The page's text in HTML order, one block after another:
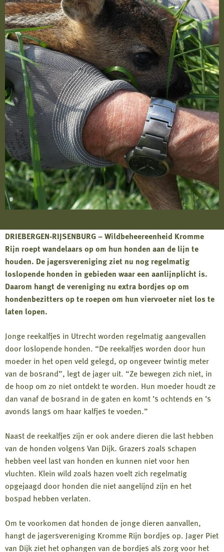
DRIEBERGEN-RIJSENBURG – Wildbeheereenheid Kromme
Rijn roept wandelaars op om hun honden aan de lijn te
houden. De jagersvereniging ziet nu nog regelmatig
loslopende honden in gebieden waar een aanlijnplicht is.
Daarom hangt de vereniging nu extra bordjes op om
hondenbezitters op te roepen om hun viervoeter niet los te
laten lopen.
Jonge reekalfjes in Utrecht worden regelmatig aangevallen
door loslopende honden. “De reekalfjes worden door hun
moeder in het open veld gelegd, op ongeveer twintig meter
van de bosrand”, legt de jager uit. “Ze bewegen zich niet, in
de hoop om zo niet ontdekt te worden. Hun moeder houdt ze
dan vanaf de bosrand in de gaten en komt ’s ochtends en ’s
avonds langs om haar kalfjes te voeden.”
Naast de reekalfjes zijn er ook andere dieren die last hebben
van de honden volgens Van Dijk. Grazers zoals schapen
hebben veel last van honden en kunnen niet voor hen
vluchten. Klein wild zoals hazen voelt zich regelmatig
opgejaagd door honden die niet aangelijnd zijn en het
bospad hebben verlaten.
Om te voorkomen dat honden de jonge dieren aanvallen,
hangt de jagersvereniging Kromme Rijn bordjes op. Jager Piet
van Dijk ziet het ophangen van de bordjes als zorg voor het